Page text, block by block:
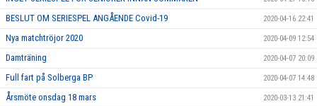
BESLUT OM SERIESPEL ANGÅENDE Covid-19 2020-04-16 22:41
Nya matchtröjor 2020 2020-04-09 12:54
Damträning 2020-04-07 20:09
Full fart på Solberga BP 2020-04-07 14:48
Årsmöte onsdag 18 mars 2020-03-13 21:41